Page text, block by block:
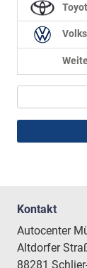
Kontakt
Autocenter
Altdorfer
88281